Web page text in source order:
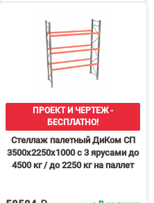
ПРОЕКТ И ЧЕРТЕЖ -
БЕСПЛАТНО!
Стеллаж палетный ДиКом СП
3500х2250х1000 с 3 ярусами до
4500 кг / до 2250 кг на паллет